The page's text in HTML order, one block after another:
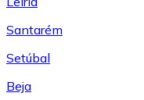
Santarém
Setúbal
Beja